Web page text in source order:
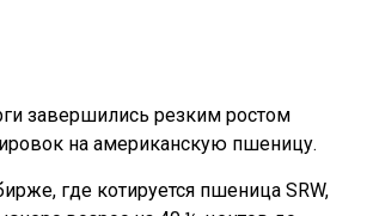
завершились резким ростом
на американскую пшеницу.
где котируется пшеница SRW,